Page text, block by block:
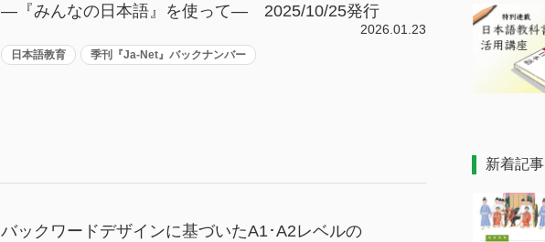
―『みんなの日本語』を使って― 2025/10/25発行
2026.01.23
日本語教育 季刊『Ja-Net』バックナンバー
バックワードデザインに基づいたA1･A2レベルの
新着記事